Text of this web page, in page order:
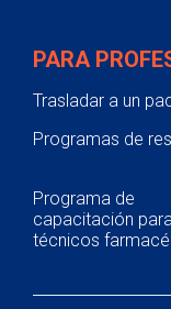
PARA
Trasladar a un
Programas de
Programa de
capacitación para
técnicos